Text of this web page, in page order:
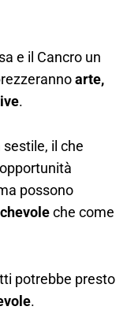
e il Cancro un
arte,
.
il che
possono
che come
potrebbe presto
.